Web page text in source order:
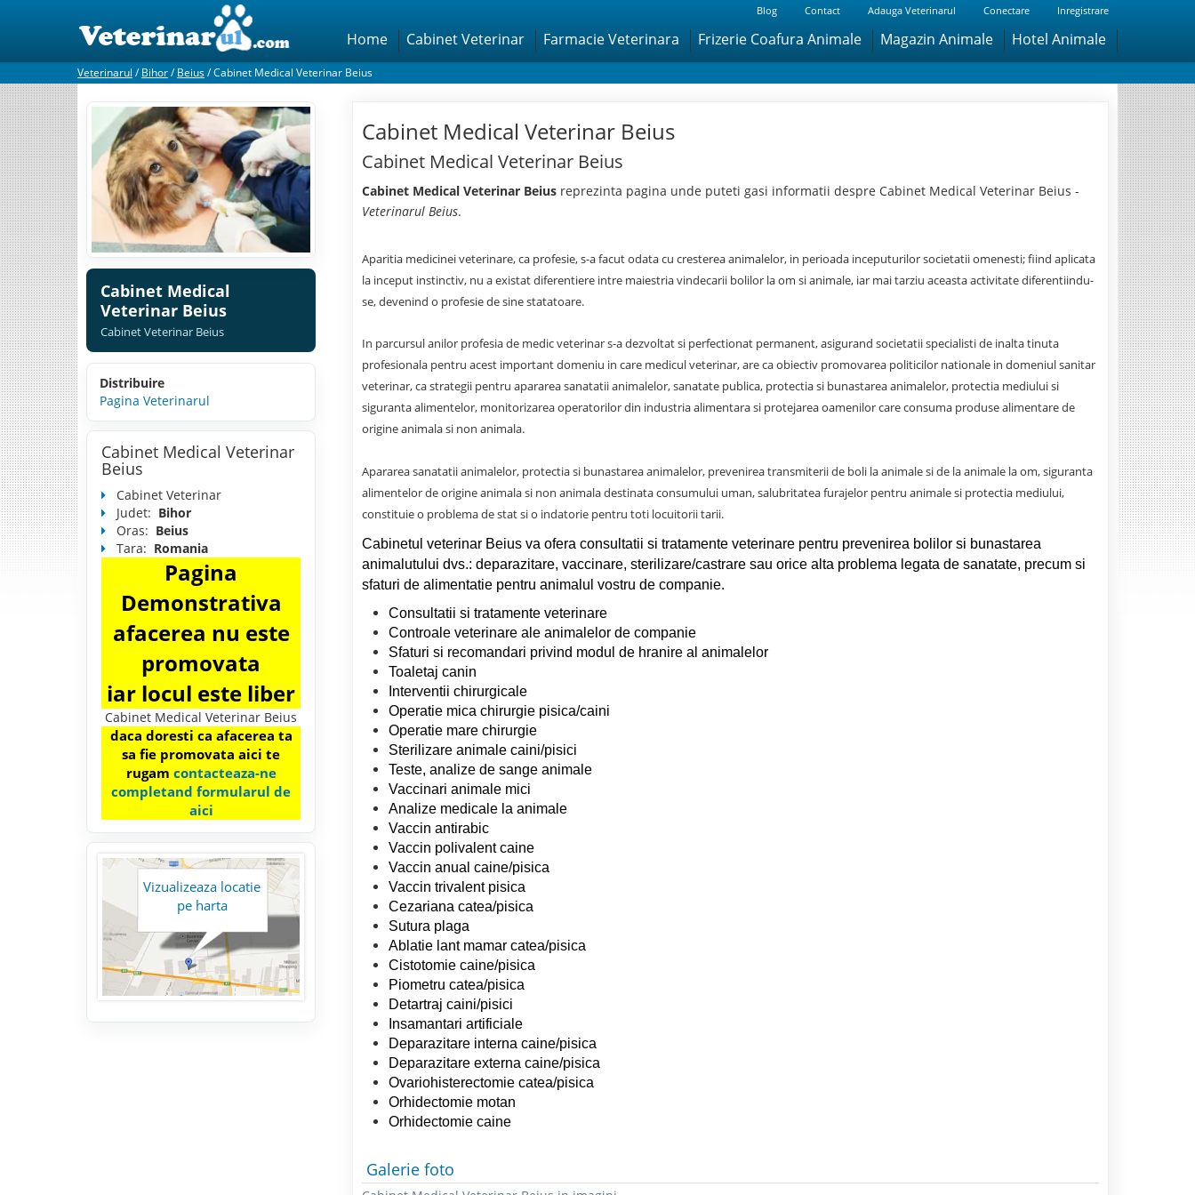
Blog Contact Adauga Veterinarul Conectare Inregistrare
Home Cabinet Veterinar Farmacie Veterinara Frizerie Coafura Animale Magazin Animale Hotel Animale
Veterinarul /Bihor/Beius/Cabinet Medical Veterinar Beius
Cabinet Medical
Veterinar Beius
Cabinet Veterinar Beius
Distribuire
Pagina Veterinarul
Cabinet Medical Veterinar
Beius
Cabinet Veterinar
Judet: Bihor
Oras: Beius
Tara: Romania
Pagina
Demonstrativa
afacerea nu este
promovata
iar locul este liber
Cabinet Medical Veterinar Beius
daca doresti ca afacerea ta
sa fie promovata aici te
rugam contacteaza-ne
completand formularul de
aici
Vizualizeaza locatie
pe harta
Cabinet Medical Veterinar Beius
Cabinet Medical Veterinar Beius
Cabinet Medical Veterinar Beius reprezinta pagina unde puteti gasi informatii despre Cabinet Medical Veterinar Beius -
Veterinarul Beius.
Aparitia medicinei veterinare, ca profesie, s-a facut odata cu cresterea animalelor, in perioada inceputurilor societatii omenesti; fiind aplicata
la inceput instinctiv, nu a existat diferentiere intre maiestria vindecarii bolilor la om si animale, iar mai tarziu aceasta activitate diferentiindu-
se, devenind o profesie de sine statatoare.
In parcursul anilor profesia de medic veterinar s-a dezvoltat si perfectionat permanent, asigurand societatii specialisti de inalta tinuta
profesionala pentru acest important domeniu in care medicul veterinar, are ca obiectiv promovarea politicilor nationale in domeniul sanitar
veterinar, ca strategii pentru apararea sanatatii animalelor, sanatate publica, protectia si bunastarea animalelor, protectia mediului si
siguranta alimentelor, monitorizarea operatorilor din industria alimentara si protejarea oamenilor care consuma produse alimentare de
origine animala si non animala.
Apararea sanatatii animalelor, protectia si bunastarea animalelor, prevenirea transmiterii de boli la animale si de la animale la om, siguranta
alimentelor de origine animala si non animala destinata consumului uman, salubritatea furajelor pentru animale si protectia mediului,
constituie o problema de stat si o indatorie pentru toti locuitorii tarii.
Cabinetul veterinar Beius va ofera consultatii si tratamente veterinare pentru prevenirea bolilor si bunastarea
animalutului dvs.: deparazitare, vaccinare, sterilizare/castrare sau orice alta problema legata de sanatate, precum si
sfaturi de alimentatie pentru animalul vostru de companie.
Consultatii si tratamente veterinare
Controale veterinare ale animalelor de companie
Sfaturi si recomandari privind modul de hranire al animalelor
Toaletaj canin
Interventii chirurgicale
Operatie mica chirurgie pisica/caini
Operatie mare chirurgie
Sterilizare animale caini/pisici
Teste, analize de sange animale
Vaccinari animale mici
Analize medicale la animale
Vaccin antirabic
Vaccin polivalent caine
Vaccin anual caine/pisica
Vaccin trivalent pisica
Cezariana catea/pisica
Sutura plaga
Ablatie lant mamar catea/pisica
Cistotomie caine/pisica
Piometru catea/pisica
Detartraj caini/pisici
Insamantari artificiale
Deparazitare interna caine/pisica
Deparazitare externa caine/pisica
Ovariohisterectomie catea/pisica
Orhidectomie motan
Orhidectomie caine
Galerie foto